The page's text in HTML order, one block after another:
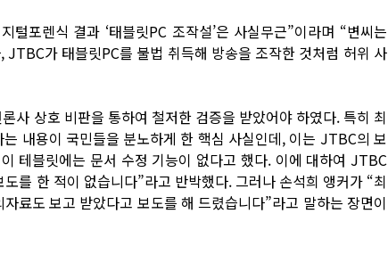
포렌식 결과 ‘태블릿PC 조작설’은 사실무근”이라며 “변씨는
가 태블릿PC를 불법 취득해 방송을 조작한 것처럼 허위 사
사 상호 비판을 통하여 철저한 검증을 받았어야 하였다. 특히 최
내용이 국민들을 분노하게 한 핵심 사실인데, 이는 JTBC의 보
테블릿에는 문서 수정 기능이 없다고 했다. 이에 대하여 JTBC
를 한 적이 없습니다”라고 반박했다. 그러나 손석희 앵커가 “최
료도 보고 받았다고 보도를 해 드렸습니다”라고 말하는 장면이